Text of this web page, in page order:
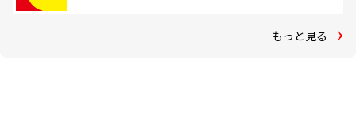
もっと見る